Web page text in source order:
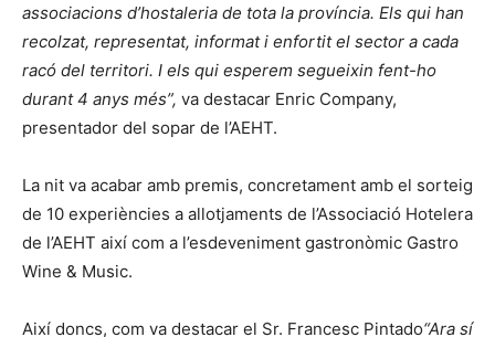
associacions d’hostaleria de tota la província. Els qui han
recolzat, representat, informat i enfortit el sector a cada
racó del territori. I els qui esperem segueixin fent-ho
durant 4 anys més”, va destacar Enric Company,
presentador del sopar de l’AEHT.
La nit va acabar amb premis, concretament amb el sorteig
de 10 experiències a allotjaments de l’Associació Hotelera
de l’AEHT així com a l’esdeveniment gastronòmic Gastro
Wine & Music.
Així doncs, com va destacar el Sr. Francesc Pintado“Ara sí